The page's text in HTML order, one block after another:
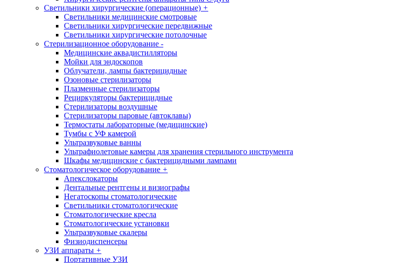
Светильники хирургические (операционные) +
Светильники медицинские смотровые
Светильники хирургические передвижные
Светильники хирургические потолочные
Стерилизационное оборудование -
Медицинские аквадистилляторы
Мойки для эндоскопов
Облучатели, лампы бактерицидные
Озоновые стерилизаторы
Плазменные стерилизаторы
Рециркуляторы бактерицидные
Стерилизаторы воздушные
Стерилизаторы паровые (автоклавы)
Термостаты лабораторные (медицинские)
Тумбы с УФ камерой
Ультразвуковые ванны
Ультрафиолетовые камеры для хранения стерильного инструмента
Шкафы медицинские с бактерицидными лампами
Стоматологическое оборудование +
Апекслокаторы
Дентальные рентгены и визиографы
Негатоскопы стоматологические
Светильники стоматологические
Стоматологические кресла
Стоматологические установки
Ультразвуковые скалеры
Физиодиспенсеры
УЗИ аппараты +
Портативные УЗИ